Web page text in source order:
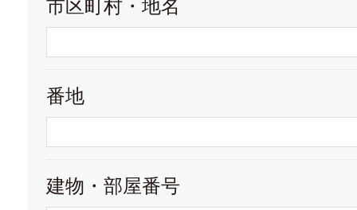
大学パンフレット
修文大学・修文大学短期大学部
市区町村・地名
番地
建物・部屋番号